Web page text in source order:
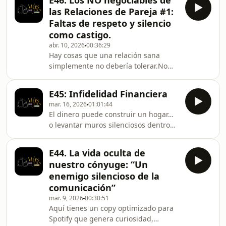
de lo que imaginas: exponer a tu
pareja y amenazar constantemente
con terminar la relación.Porque una
relación no se rompe solo por
grandes errores…se desgasta en los
pequeños actos que quitan
seguridad, respeto y estabilidad.Si
cada discusión se vuelve pública…o
las Relaciones de Pareja #1:
Faltas de respeto y silencio
como castigo.
abr. 10, 202600:36:29
Hay cosas que una relación sana
simplemente no debería tolerar.No
conversación incómoda pero
necesaria:las faltas de respeto que se
normalizan con el tiempoy el silencio
usado como castigo emocional.Porque
no hablar también comunica…y
muchas veces destruye más que una
discusión.Si estás en una relación (o
quieres construir una mejor
E45: Infidelidad Financiera
mar. 16, 202601:01:44
El dinero puede construir un hogar…
o levantar muros silenciosos dentro
tema del que casi nadie quiere
hablar, pero que afecta a muchísimas
parejas: la infidelidad financiera.
Gastos ocultos, deudas que el otro no
conoce, cuentas secretas, decisiones
económicas tomadas en silencio…
pequeños secretos que pueden
E44. La vida oculta de
nuestro cónyuge: “Un
enemigo silencioso de la
comunicación”
mar. 9, 202600:30:51
Aquí tienes un copy optimizado para
Spotify que genera curiosidad,